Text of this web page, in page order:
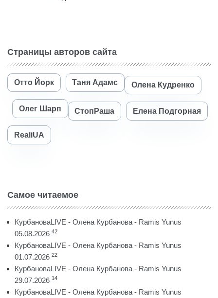
Страницы авторов сайта
Отто Йорк Таня Адамс Олена Кудренко
Олег Шарп СтопРаша Елена Подгорная
RealiUA
Самое читаемое
КурбановаLIVE - Олена Курбанова - Ramis Yunus
05.08.2026 42
КурбановаLIVE - Олена Курбанова - Ramis Yunus
01.07.2026 22
КурбановаLIVE - Олена Курбанова - Ramis Yunus
29.07.2026 14
КурбановаLIVE - Олена Курбанова - Ramis Yunus